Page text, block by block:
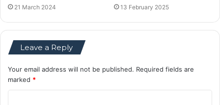
21 March 2024 13 February 2025
Leave a Reply
Your email address will not be published. Required fields are
marked *